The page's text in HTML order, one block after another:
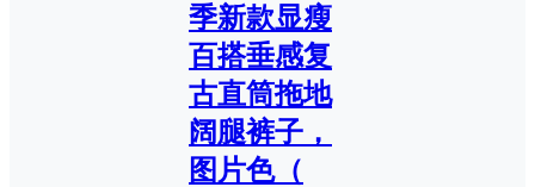
季新款显瘦
百搭垂感复
古直筒拖地
阔腿裤子，
图片色（